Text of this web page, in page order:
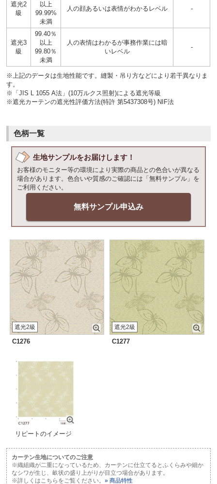
遮光2
級
以上
99.99%
未満
人の顔あるいは表情がわかるレベル -
遮光3
級
99.40％
以上
99.80％
未満
人の表情はわかるが事務作業には暗
いレベル
-
※上記のデータは生地性能です。縫製・吊り方などにより若干異なりま
す。
※「JIS L 1055 A法」(10万ルクス照射)による遮光等級
※遮光カーテンの遮光性評価方法(特許 第5437308号) NIF法
色柄一覧
生地サンプルをお届けします！
お客様のモニター等の環境により実際の商品との色合いが異なる
場合があります。色合いや質感のご確認には「無料サンプル」を
ご利用ください。
無料サンプル申込み
遮光2級
C1276
遮光2級
C1277
リピートのイメージ
カーテン生地についてのご注意
※織組織が二重になっているため、カーテンに仕立てるとふくらみや細か
なシワが生じ、畝状の盛り上がりが目立つ場合があります。
※詳しくはこちらをご覧ください。» 商品特性